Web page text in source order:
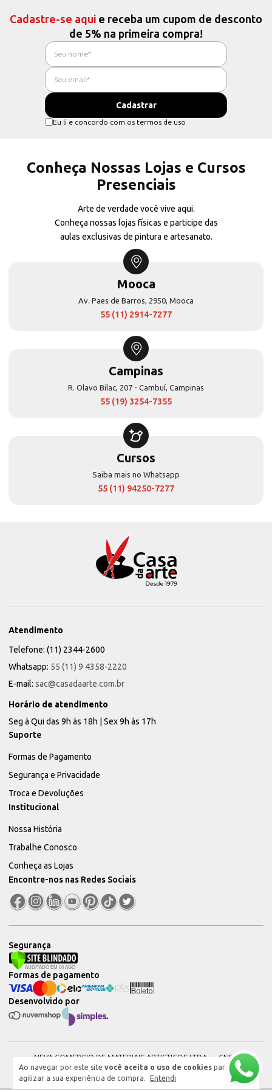
Ao navegar por este site você aceita o uso de cookies para
agilizar a sua experiência de compra.
Entendi
Cadastre-se aqui e receba um cupom de desconto
de 5% na primeira compra!
Eu li e concordo com os termos de uso
Conheça Nossas Lojas e Cursos
Presenciais
Arte de verdade você vive aqui.
Conheça nossas lojas físicas e participe das
aulas exclusivas de pintura e artesanato.
Mooca
Av. Paes de Barros, 2950, Mooca
55 (11) 2914-7277
Campinas
R. Olavo Bilac, 207 - Cambuí, Campinas
55 (19) 3254-7355
Cursos
Saiba mais no Whatsapp
55 (11) 94250-7277
Atendimento
Telefone: (11) 2344-2600
Whatsapp: 55 (11) 9 4358-2220
E-mail: sac@casadaarte.com.br
Horário de atendimento
Seg à Qui das 9h às 18h | Sex 9h às 17h
Suporte
Formas de Pagamento
Segurança e Privacidade
Troca e Devoluções
Institucional
Nossa História
Trabalhe Conosco
Conheça as Lojas
Encontre-nos nas Redes Sociais
Segurança
Desenvolvido por
Formas de pagamento
NEVA COMERCIO DE MATERIAIS ARTISTICOS LTDA — CNPJ:
51604544000101 © 2026. Todos os direitos reservados.